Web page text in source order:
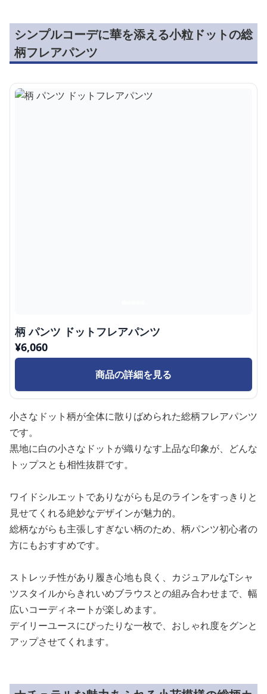
シンプルコーデに華を添える小粒ドットの総
柄フレアパンツ
柄 パンツ ドットフレアパンツ
¥6,060
商品の詳細を見る
小さなドット柄が全体に散りばめられた総柄フレアパンツ
です。
黒地に白の小さなドットが織りなす上品な印象が、どんな
トップスとも相性抜群です。
ワイドシルエットでありながらも足のラインをすっきりと
見せてくれる絶妙なデザインが魅力的。
総柄ながらも主張しすぎない柄のため、柄パンツ初心者の
方にもおすすめです。
ストレッチ性があり履き心地も良く、カジュアルなTシャ
ツスタイルからきれいめブラウスとの組み合わせまで、幅
広いコーディネートが楽しめます。
デイリーユースにぴったりな一枚で、おしゃれ度をグンと
アップさせてくれます。